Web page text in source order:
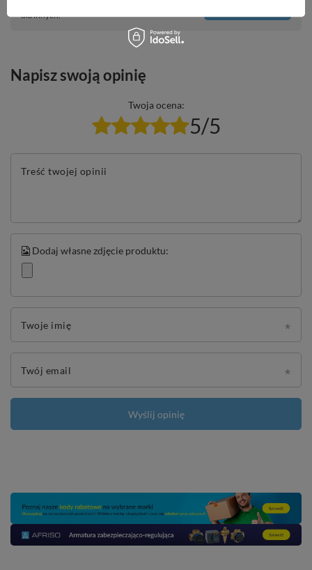
dla innych.
Napisz swoją opinię
Twoja ocena:
5/5
Treść twojej opinii
Dodaj własne zdjęcie produktu:
Twoje imię
Twój email
Wyślij opinię